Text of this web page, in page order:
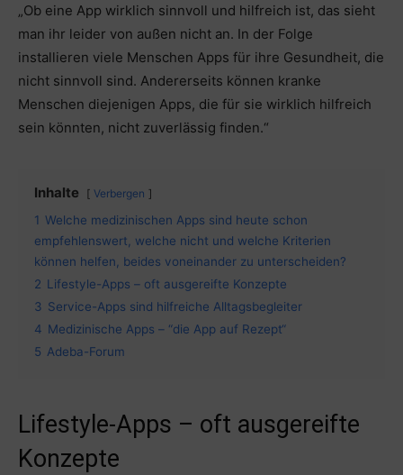
„Ob eine App wirklich sinnvoll und hilfreich ist, das sieht
man ihr leider von außen nicht an. In der Folge
installieren viele Menschen Apps für ihre Gesundheit, die
nicht sinnvoll sind. Andererseits können kranke
Menschen diejenigen Apps, die für sie wirklich hilfreich
sein könnten, nicht zuverlässig finden.“
Inhalte Verbergen
1 Welche medizinischen Apps sind heute schon
empfehlenswert, welche nicht und welche Kriterien
können helfen, beides voneinander zu unterscheiden?
2 Lifestyle-Apps – oft ausgereifte Konzepte
3 Service-Apps sind hilfreiche Alltagsbegleiter
4 Medizinische Apps – “die App auf Rezept“
5 Adeba-Forum
Lifestyle-Apps – oft ausgereifte
Konzepte